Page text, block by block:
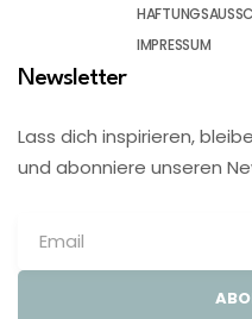
IMPRESSUM
Newsletter
Lass dich inspirieren,
und abonniere unseren